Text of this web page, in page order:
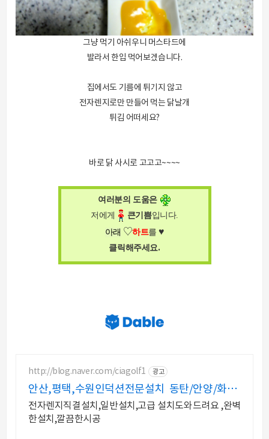
그냥 먹기 아쉬우니 머스타드에
발라서 한입 먹어보겠습니다.
집에서도 기름에 튀기지 않고
전자렌지로만 만들어 먹는 닭날개
튀김 어떠세요?
바로 닭 사시로 고고고~~~~
여러분의 도움은
저에게
큰기쁨입니다.
아래 ♡하트를 ♥
클릭해주세요.
http://blog.naver.com/ciagolf1 광고
안산,평택,수원인덕션전문설치 동탄/안양/화성/
용인인덕션
전자렌지직결설치,일반설치,고급 설치도와드려요 ,완벽
한설치,깔끔한시공